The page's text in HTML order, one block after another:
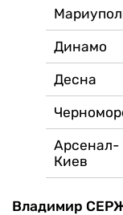
Динамо
Десна
Арсенал-
Киев
Владимир